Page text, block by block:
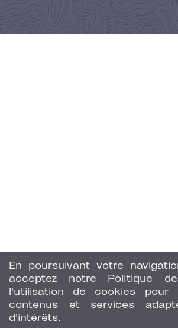
En poursuivant votre
acceptez notre Politique
l'utilisation de cookies pour
contenus et services
d'intérêts.